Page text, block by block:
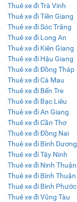
Thuê xe đi Trà Vinh
Thuê xe đi Tiền Giang
Thuê xe đi Sóc Trăng
Thuê xe đi Long An
Thuê xe đi Kiên Giang
Thuê xe đi Hậu Giang
Thuê xe đi Đồng Tháp
Thuê xe đi Cà Mau
Thuê xe đi Bến Tre
Thuê xe đi Bạc Liêu
Thuê xe đi An Giang
Thuê xe đi Cần Thơ
Thuê xe đi Đồng Nai
Thuê xe đi Bình Dương
Thuê xe đi Tây Ninh
Thuê xe đi Ninh Thuận
Thuê xe đi Bình Thuận
Thuê xe đi Bình Phước
Thuê xe đi Vũng Tàu